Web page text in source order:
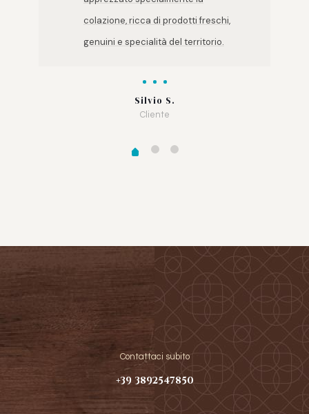
colazione, ricca di prodotti freschi,
genuini e specialità del territorio.
Silvio S.
Cliente
Contattaci subito
+39 3892547850